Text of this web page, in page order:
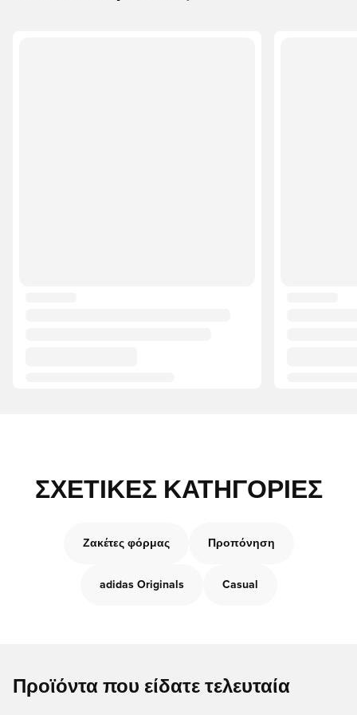
ΣΧΕΤΙΚΈΣ ΚΑΤΗΓΟΡΊΕΣ
Ζακέτες φόρμας Προπόνηση
adidas Originals Casual
Προϊόντα που είδατε τελευταία